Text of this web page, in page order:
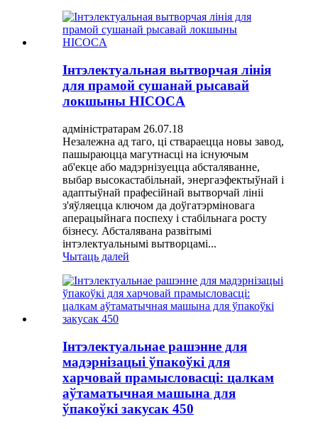
Інтэлектуальная вытворчая лінія
для прамой сушанай рысавай
локшыны HICOCA
адміністратарам 26.07.18
Незалежна ад таго, ці ствараецца новы завод,
пашыраюцца магутнасці на існуючым
аб'екце або мадэрнізуецца абсталяванне,
выбар высокастабільнай, энергаэфектыўнай і
адаптыўнай прафесійнай вытворчай лініі
з'яўляецца ключом да доўгатэрміновага
аперацыйнага поспеху і стабільнага росту
бізнесу. Абсталявана развітымі
інтэлектуальнымі вытворцамі...
Чытаць далей
Інтэлектуальнае рашэнне для
мадэрнізацыі ўпакоўкі для
харчовай прамысловасці: цалкам
аўтаматычная машына для
ўпакоўкі закусак 450